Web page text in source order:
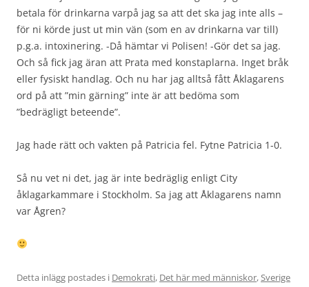
betala för drinkarna varpå jag sa att det ska jag inte alls –
för ni körde just ut min vän (som en av drinkarna var till)
p.g.a. intoxinering. -Då hämtar vi Polisen! -Gör det sa jag.
Och så fick jag äran att Prata med konstaplarna. Inget bråk
eller fysiskt handlag. Och nu har jag alltså fått Åklagarens
ord på att ”min gärning” inte är att bedöma som
”bedrägligt beteende”.
Jag hade rätt och vakten på Patricia fel. Fytne Patricia 1-0.
Så nu vet ni det, jag är inte bedräglig enligt City
åklagarkammare i Stockholm. Sa jag att Åklagarens namn
var Ågren?
Detta inlägg postades i Demokrati, Det här med människor,Sverige